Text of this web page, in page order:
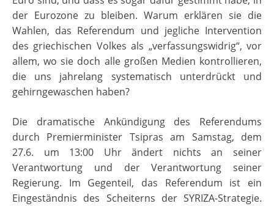
der Eurozone zu bleiben. Warum erklären sie die
Wahlen, das Referendum und jegliche Intervention
des griechischen Volkes als „verfassungswidrig“, vor
allem, wo sie doch alle großen Medien kontrollieren,
die uns jahrelang systematisch unterdrückt und
gehirngewaschen haben?
Die dramatische Ankündigung des Referendums
durch Premierminister Tsipras am Samstag, dem
27.6. um 13:00 Uhr ändert nichts an seiner
Verantwortung und der Verantwortung seiner
Regierung. Im Gegenteil, das Referendum ist ein
Eingeständnis des Scheiterns der SYRIZA-Strategie.